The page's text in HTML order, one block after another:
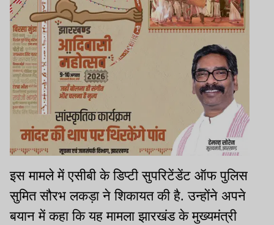
इस मामले में एसीबी के डिप्टी सुपरिटेंडेंट ऑफ पुलिस
सुमित सौरभ लकड़ा ने शिकायत की है. उन्होंने अपने
बयान में कहा कि यह मामला झारखंड के मुख्यमंत्री